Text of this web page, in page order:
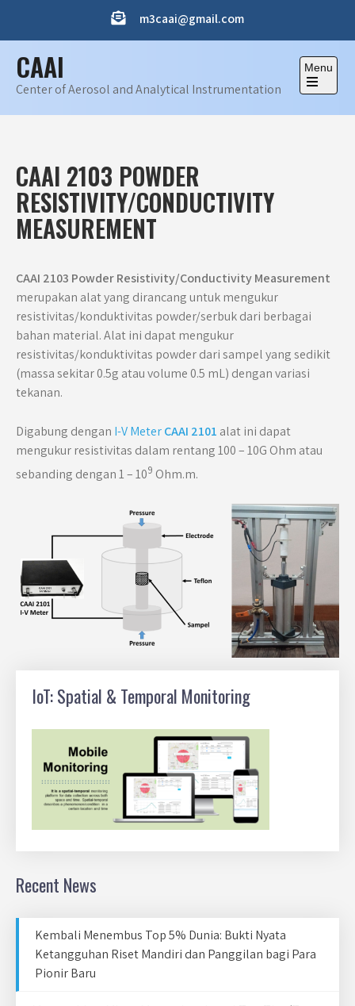
m3caai@gmail.com
CAAI
Center of Aerosol and Analytical Instrumentation
Menu
Open
CAAI 2103 POWDER
RESISTIVITY/CONDUCTIVITY
MEASUREMENT
CAAI 2103 Powder Resistivity/Conductivity Measurement
merupakan alat yang dirancang untuk mengukur
resistivitas/konduktivitas powder/serbuk dari berbagai
bahan material. Alat ini dapat mengukur
resistivitas/konduktivitas powder dari sampel yang sedikit
(massa sekitar 0.5g atau volume 0.5 mL) dengan variasi
tekanan.
Digabung dengan I-V MeterCAAI 2101 alat ini dapat
mengukur resistivitas dalam rentang 100 – 10G Ohm atau
sebanding dengan 1 – 109 Ohm.m.
IoT: Spatial & Temporal Monitoring
Recent News
Kembali Menembus Top 5% Dunia: Bukti Nyata
Ketangguhan Riset Mandiri dan Panggilan bagi Para
Pionir Baru